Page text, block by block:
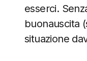
esserci.
buonauscita
situazione